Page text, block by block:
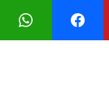
Menu